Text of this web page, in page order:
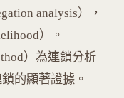
analysis），
）。
）為連鎖分析
的顯著證據。